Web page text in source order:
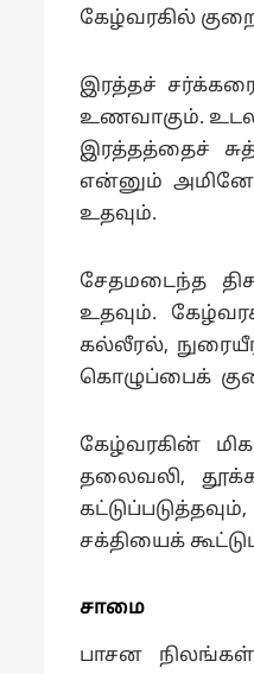
கேழ்வரகில்
இரத்தச்
உணவாகும்.
இரத்தத்தைச்
என்னும்
உதவும்.
சேதமடைந்த
உதவும்.
கல்லீரல்,
கொழுப்பைக்
கேழ்வரகின்
தலைவலி,
சக்தியைக்
சாமை
பாசன